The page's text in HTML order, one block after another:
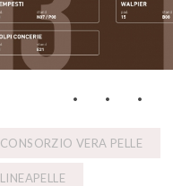
CONSORZIO VERA PELLE
LINEAPELLE